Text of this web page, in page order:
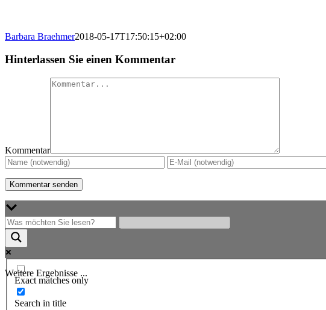
Barbara Braehmer2018-05-17T17:50:15+02:00
Hinterlassen Sie einen Kommentar
Kommentar
Weitere Ergebnisse ...
Exact matches only
Search in title